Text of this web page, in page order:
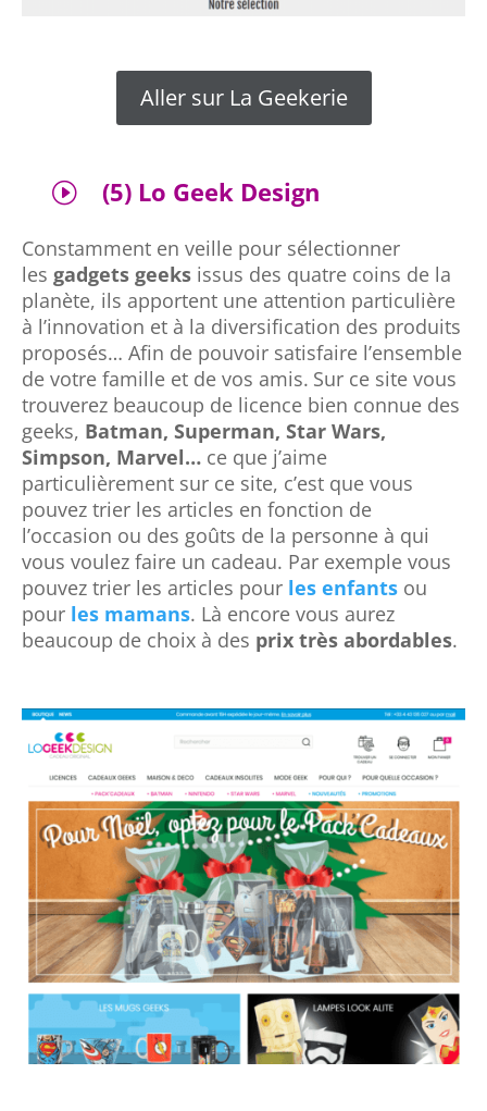
Aller sur La Geekerie
I (5) Lo Geek Design
Constamment en veille pour sélectionner
les gadgets geeks issus des quatre coins de la
planète, ils apportent une attention particulière
à l’innovation et à la diversification des produits
proposés… Afin de pouvoir satisfaire l’ensemble
de votre famille et de vos amis. Sur ce site vous
trouverez beaucoup de licence bien connue des
geeks, Batman, Superman, Star Wars,
Simpson, Marvel… ce que j’aime
particulièrement sur ce site, c’est que vous
pouvez trier les articles en fonction de
l’occasion ou des goûts de la personne à qui
vous voulez faire un cadeau. Par exemple vous
pouvez trier les articles pour les enfants ou
pour les mamans. Là encore vous aurez
beaucoup de choix à des prix très abordables.